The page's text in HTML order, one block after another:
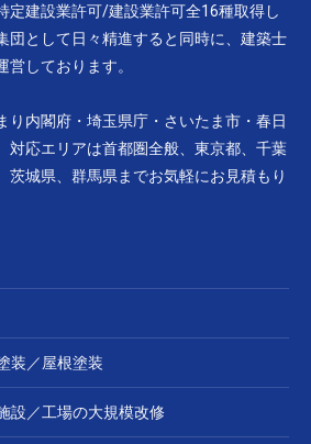
定建設業許可/建設業許可全16種取得し
団として日々精進すると同時に、建築士
しております。
り内閣府・埼玉県庁・さいたま市・春日
対応エリアは首都圏全般、東京都、千葉
茨城県、群馬県までお気軽にお見積もり
装／屋根塗装
設／工場の大規模改修